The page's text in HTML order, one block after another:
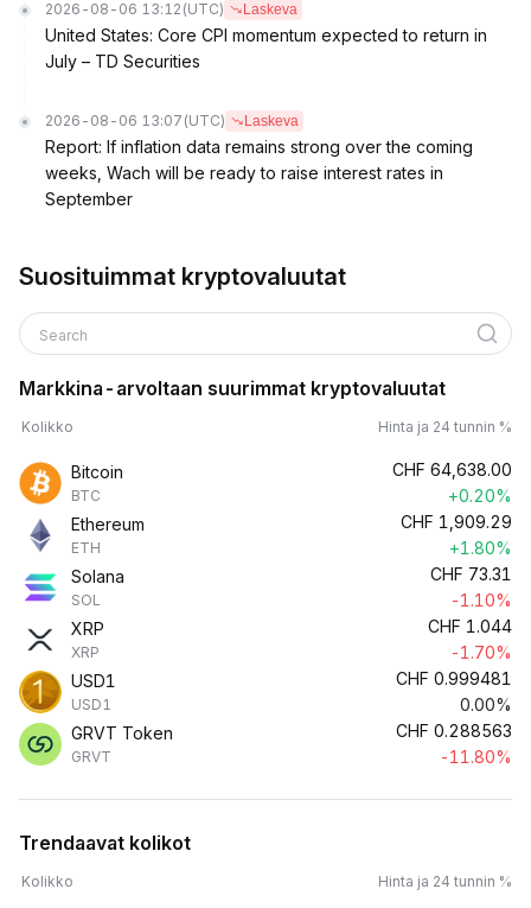
2026-08-06 13:12 (UTC) Laskeva
United States: Core CPI momentum expected to return in
July – TD Securities
2026-08-06 13:07 (UTC) Laskeva
Report: If inflation data remains strong over the coming
weeks, Wach will be ready to raise interest rates in
September
Suosituimmat kryptovaluutat
Search
Markkina-arvoltaan suurimmat kryptovaluutat
Kolikko Hinta ja 24 tunnin %
Bitcoin
BTC
CHF 64,638.00
+0.20%
Ethereum
ETH
CHF 1,909.29
+1.80%
Solana
SOL
CHF 73.31
-1.10%
XRP
XRP
CHF 1.044
-1.70%
USD1
USD1
CHF 0.999481
0.00%
GRVT Token
GRVT
CHF 0.288563
-11.80%
Trendaavat kolikot
Kolikko Hinta ja 24 tunnin %